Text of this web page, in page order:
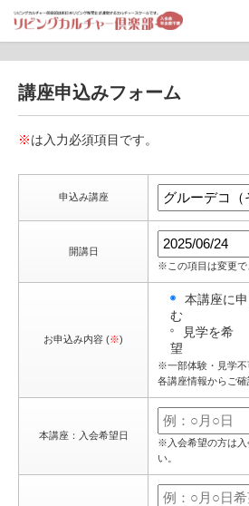
講座申込みフォーム
※は入力必須項目です。
申込み講座
開講日
※この項目は変更で
お申込み内容 (※)
本講座に
む
見学を希
望
※一部体験・見学不
各講座情報からご確
本講座：入会希望日
※入会希望の方は入
い。